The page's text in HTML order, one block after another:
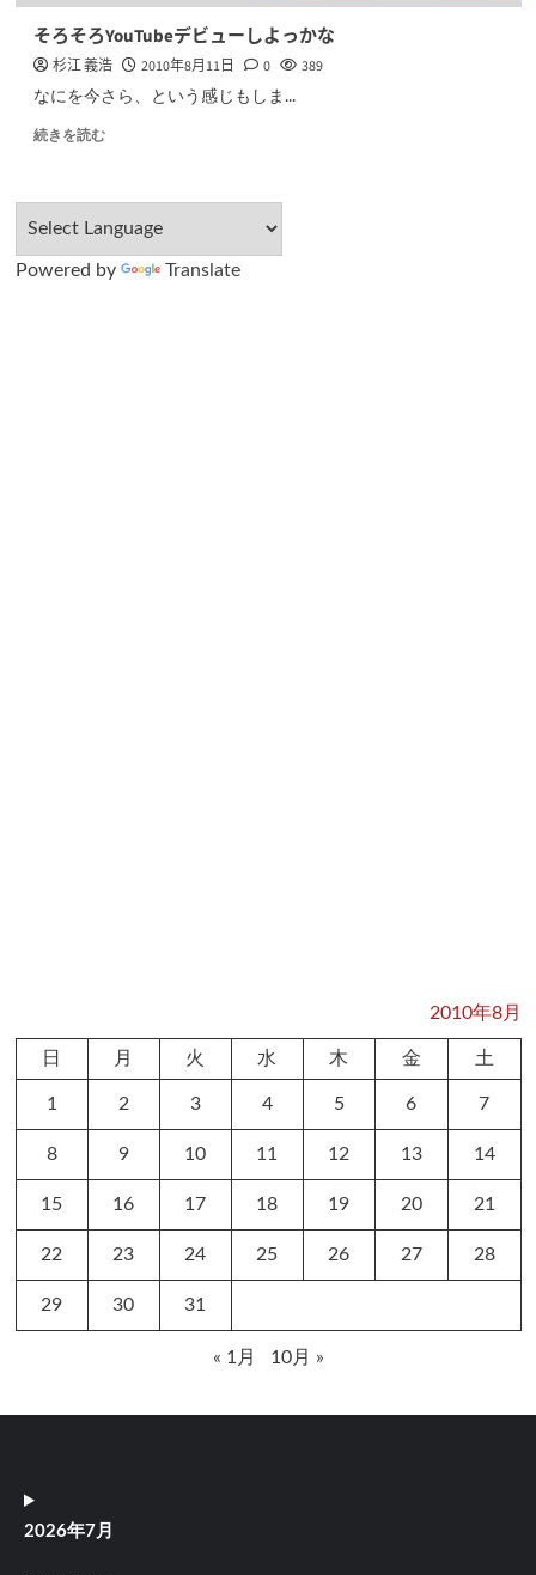
そろそろYouTubeデビューしよっかな
杉江 義浩 2010年8月11日 0 389
なにを今さら、という感じもしま...
続きを読む
Powered by Translate
2010年8月
日 月 火 水 木 金 土
1 2 3 4 5 6 7
8 9 10 11 12 13 14
15 16 17 18 19 20 21
22 23 24 25 26 27 28
29 30 31
« 1月 10月 »
2026年7月